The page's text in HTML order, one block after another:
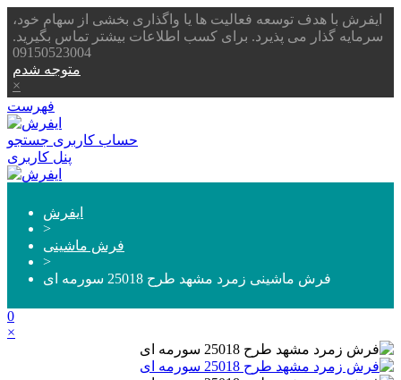
ایفرش با هدف توسعه فعالیت ها یا واگذاری بخشی از سهام خود،
سرمایه گذار می پذیرد. برای کسب اطلاعات بیشتر تماس بگیرید.
09150523004
متوجه شدم
×
فهرست
حساب کاربری جستجو
پنل کاربری
ایفرش
>
فرش ماشینی
>
فرش ماشینی زمرد مشهد طرح 25018 سورمه ای
0
×